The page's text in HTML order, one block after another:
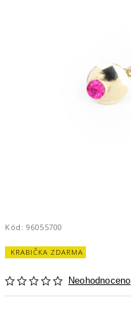
Kód: 96055700
KRABIČKA ZDARMA
Neohodnoceno